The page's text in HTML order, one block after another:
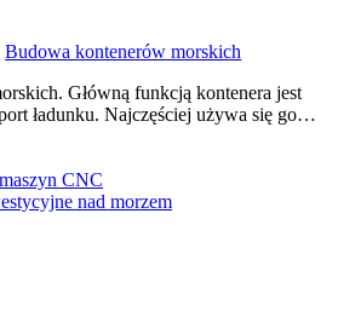
Budowa kontenerów morskich
Główną funkcją kontenera jest
ładunku. Najczęściej używa się go…
CNC
nad morzem